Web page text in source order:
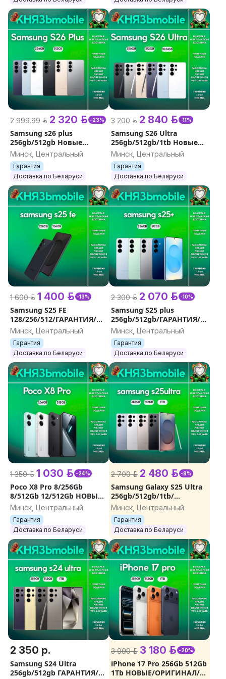
2 999.99 р. 2 320 р. -23%
Samsung s26 plus
256gb/512gb Новые
Гарантия
Минск, Центральный
Гарантия
Доставка по Беларуси
3 200 р. 2 840 р. -11%
Samsung S26 Ultra
256gb/512gb/1tb Новые
Гарантия
Минск, Центральный
Гарантия
Доставка по Беларуси
1 600 р. 1 400 р. -13%
Samsung S25 FE
128/256/512/ГАРАНТИЯ/
ДОСТАВКА
Минск, Центральный
Гарантия
Доставка по Беларуси
2 300 р. 2 070 р. -10%
Samsung S25 plus
256gb/512gb/ГАРАНТИЯ/
ДОСТАВКА
Минск, Центральный
Гарантия
Доставка по Беларуси
1 350 р. 1 030 р. -24%
Poco X8 Pro 8/256Gb
8/512Gb 12/512Gb НОВЫЕ.
ОРИГИНАЛ
Минск, Центральный
Гарантия
Доставка по Беларуси
2 700 р. 2 480 р. -8%
Samsung Galaxy S25 Ultra
256gb/512gb/1tb/
ГАРАНТИЯ/ДОСТАВКА
Минск, Центральный
Гарантия
Доставка по Беларуси
2 350 р.
Samsung S24 Ultra
256gb/512gb ГАРАНТИЯ/
3 999 р. 3 180 р. -20%
iPhone 17 Pro 256Gb 512Gb
1Tb НОВЫЕ/ОРИГИНАЛ/